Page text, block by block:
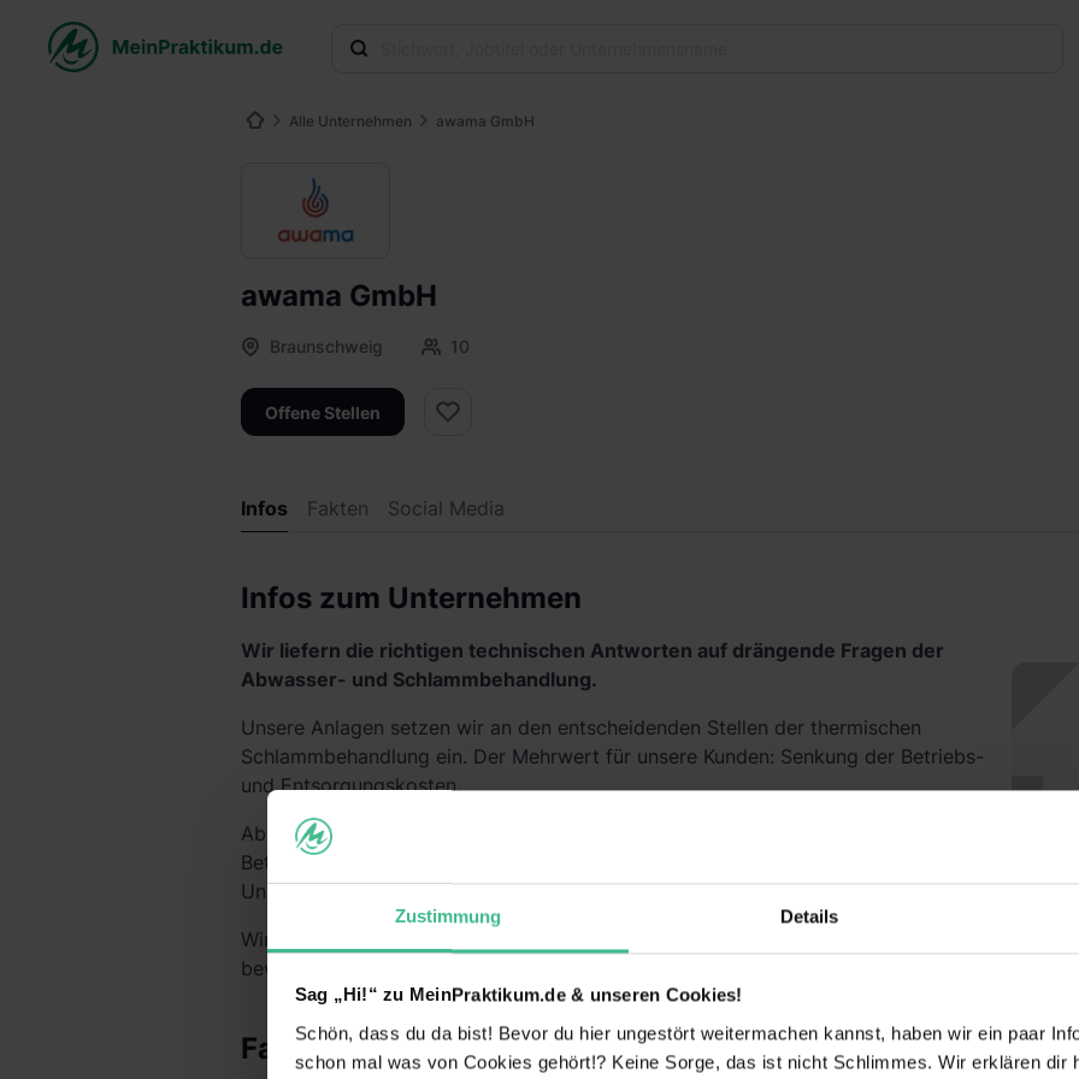
Zustimmung Details
Sag „Hi!“ zu MeinPraktikum.de & unseren Cookies!
Schön, dass du da bist! Bevor du hier ungestört weitermachen kannst, haben wir ein paar
schon mal was von Cookies gehört!? Keine Sorge, das ist nicht Schlimmes. Wir erklären dir
Alle Unternehmen awama GmbH
awama GmbH
Braunschweig 10
Offene Stellen
Infos Fakten Social Media
Infos zum Unternehmen
Wir liefern die richtigen technischen Antworten auf drängende Fragen der
Abwasser- und Schlammbehandlung.
Unsere Anlagen setzen wir an den entscheidenden Stellen der thermischen
Schlammbehandlung ein. Der Mehrwert für unsere Kunden: Senkung der Betriebs-
und Entsorgungskosten.
Abseits der etablierten Wege bieten wir sowohl Lösungen zur Erhöhung der
Betriebs- und Entsorgungssicherheit als auch zur Einsparung von Ressourcen.
Unser Weg führt zum Ziel unserer Kunden.
Wir setzen auf intelligente Automatisierung der Schlammkonditionierung und auf
bewährte Trocknungstechnologien der Zuckerindustrie zur Abwasserbehandlung.
Fakten